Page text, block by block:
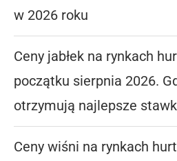
w 2026 roku
Ceny jabłek na rynkach
początku sierpnia 2026.
otrzymują najlepsze
Ceny wiśni na rynkach